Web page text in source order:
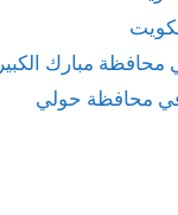
مبارك الكبير
محافظة حولي